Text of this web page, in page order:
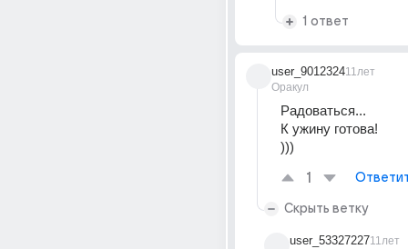
1 ответ
user_9012324
Оракул
11лет
Радоваться...
К ужину готова!
)))
1
Скрыть ветку
user_5332722711лет